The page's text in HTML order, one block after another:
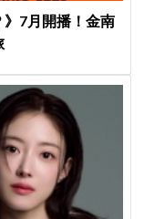
7月開播！金南